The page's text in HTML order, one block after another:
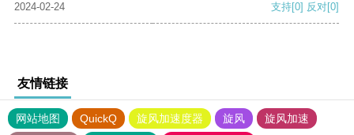
2024-02-24
支持[0] 反对[0]
友情链接
网站地图 QuickQ 旋风加速度器 旋风
旋风加速